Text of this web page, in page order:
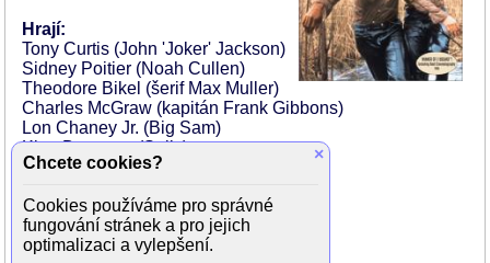
Hrají:
Tony Curtis (John 'Joker' Jackson)
Sidney Poitier (Noah Cullen)
Theodore Bikel (šerif Max Muller)
Charles McGraw (kapitán Frank Gibbons)
Lon Chaney Jr. (Big Sam)
King Donovan (Solly)
Claude Akins (Mack)
Whit Bissell (Lou Gans)
Carl 'Alfalfa' Switzer (Angus)
Kevin Coughlin (Billy)
×
Chcete cookies?
Cookies používáme pro správné
fungování stránek a pro jejich
optimalizaci a vylepšení.